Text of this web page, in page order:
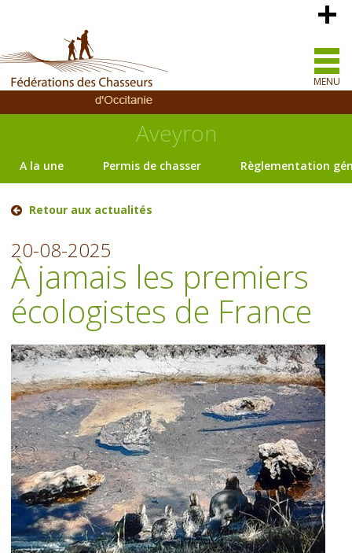
MENU
Aveyron
A la une Permis de chasser Règlementation
Retour aux actualités
20-08-2025
À jamais les premiers
écologistes de France